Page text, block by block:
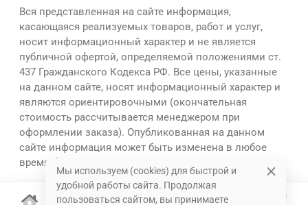
Вся представленная на сайте информация,
касающаяся реализуемых товаров, работ и услуг,
носит информационный характер и не является
публичной офертой, определяемой положениями ст.
437 Гражданского Кодекса РФ. Все цены, указанные
на данном сайте, носят информационный характер и
являются ориентировочными (окончательная
стоимость рассчитывается менеджером при
оформлении заказа). Опубликованная на данном
сайте информация может быть изменена в любое
время без предварительного уведомления.
Мы используем (cookies) для быстрой и
удобной работы сайта. Продолжая
пользоваться сайтом, вы принимаете